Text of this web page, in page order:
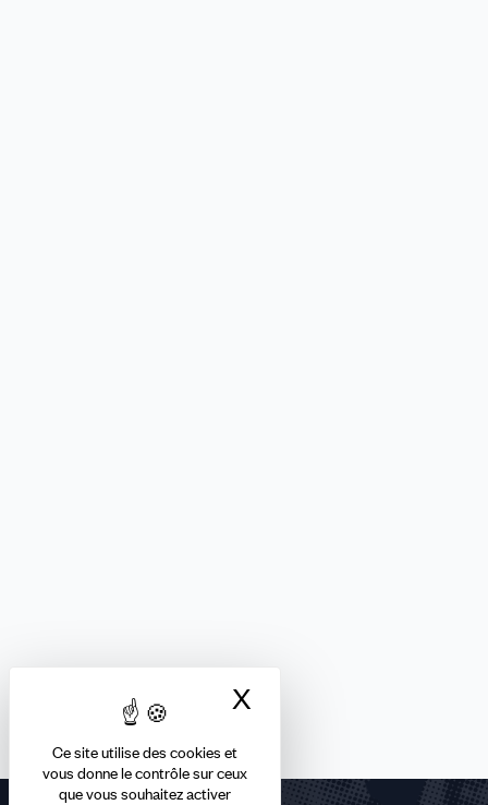
Ce site utilise des cookies et
vous donne le contrôle sur ceux
que vous souhaitez activer
X